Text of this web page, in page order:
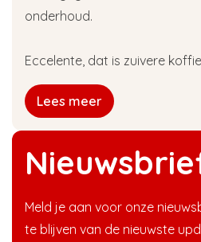
Meld je aan voor onze
te blijven van de nieuwste
onderhoud.
Eccelente, dat is zuivere koffie
Lees meer